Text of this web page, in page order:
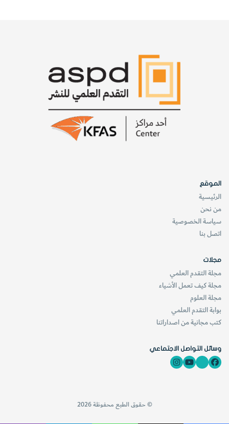
الموقع
الرئيسية
من نحن
سياسة الخصوصية
اتصل بنا
مجلات
مجلة التقدم العلمي
مجلة كيف تعمل الأشياء
مجلة العلوم
بوابة التقدم العلمي
كتب مجانية من اصداراتنا
وسائل التواصل الاجتماعي
© حقوق الطبع محفوظة 2026